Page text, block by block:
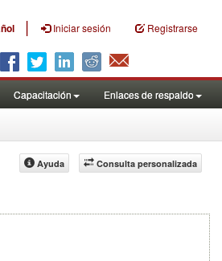
| Iniciar sesión Registrarse
Capacitación Enlaces de respaldo
Consulta personalizada
Ayuda